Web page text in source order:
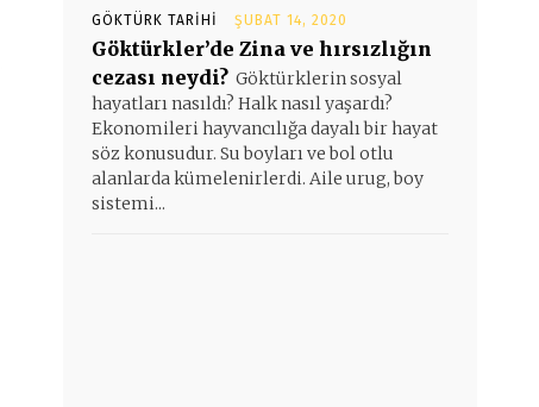
GÖKTÜRK TARIHI ŞUBAT 14, 2020
Göktürkler’de Zina ve hırsızlığın
cezası neydi? Göktürklerin sosyal
hayatları nasıldı? Halk nasıl yaşardı?
Ekonomileri hayvancılığa dayalı bir hayat
söz konusudur. Su boyları ve bol otlu
alanlarda kümelenirlerdi. Aile urug, boy
sistemi...